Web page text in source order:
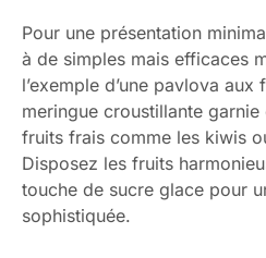
Pour une présentation
à de simples mais efficaces
l’exemple d’une pavlova
meringue croustillante
fruits frais comme les kiwis
Disposez les fruits
touche de sucre glace pour
sophistiquée.